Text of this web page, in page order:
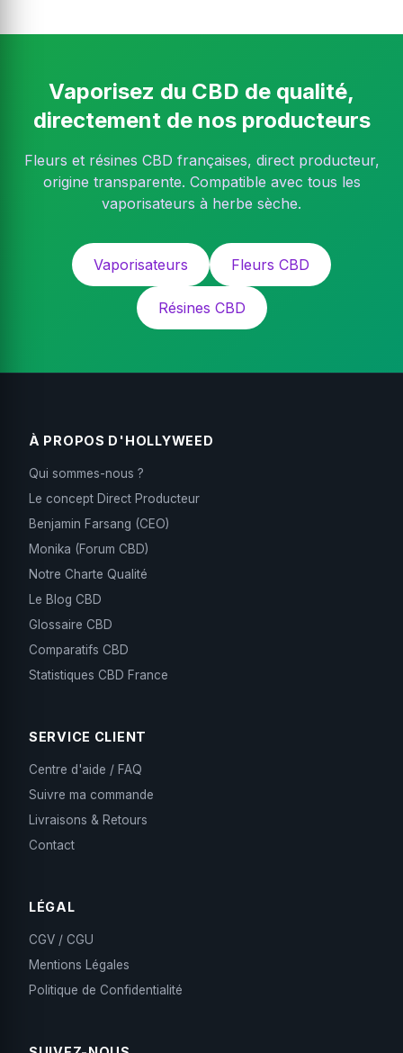
Vaporisez du CBD de qualité,
directement de nos producteurs
Fleurs et résines CBD françaises, direct producteur,
origine transparente. Compatible avec tous les
vaporisateurs à herbe sèche.
Vaporisateurs Fleurs CBD
Résines CBD
À PROPOS D'HOLLYWEED
Qui sommes-nous ?
Le concept Direct Producteur
Benjamin Farsang (CEO)
Monika (Forum CBD)
Notre Charte Qualité
Le Blog CBD
Glossaire CBD
Comparatifs CBD
Statistiques CBD France
SERVICE CLIENT
Centre d'aide / FAQ
Suivre ma commande
Livraisons & Retours
Contact
LÉGAL
CGV / CGU
Mentions Légales
Politique de Confidentialité